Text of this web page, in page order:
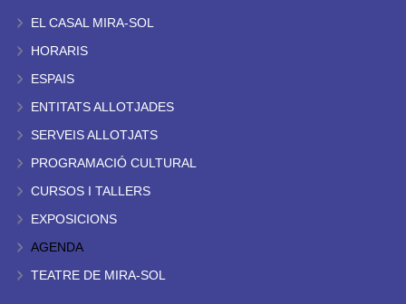
EL CASAL MIRA-SOL
HORARIS
ESPAIS
ENTITATS ALLOTJADES
SERVEIS ALLOTJATS
PROGRAMACIÓ CULTURAL
CURSOS I TALLERS
EXPOSICIONS
AGENDA
TEATRE DE MIRA-SOL